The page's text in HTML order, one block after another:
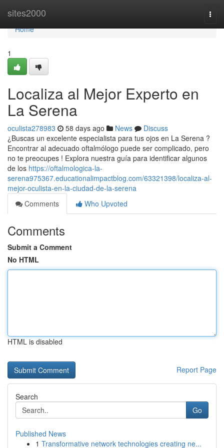
sites2000
Home
Home
1
Localiza al Mejor Experto en
La Serena
oculista278983 58 days ago News
Discuss
¿Buscas un excelente especialista para tus ojos en La Serena ?
Encontrar al adecuado oftalmólogo puede ser complicado, pero
no te preocupes ! Explora nuestra guía para identificar algunos
de los https://oftalmologica-la-
serena975367.educationalimpactblog.com/63321398/localiza-al-
mejor-oculista-en-la-ciudad-de-la-serena
Comments
Who Upvoted
Comments
Submit a Comment
No HTML
HTML is disabled
Report Page
Search
Go
Published News
1 Transformative network technologies creating ne...